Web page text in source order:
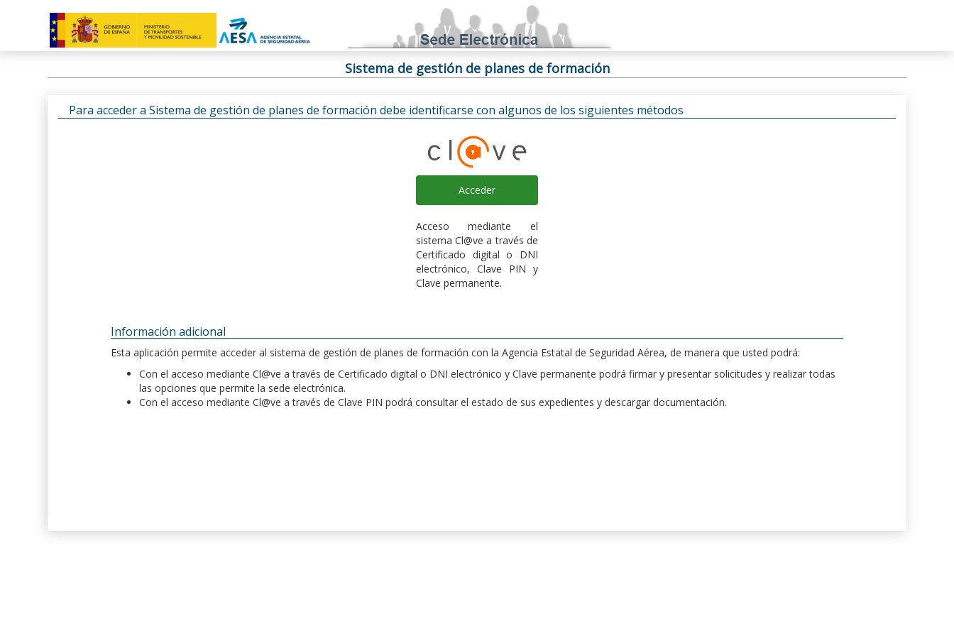
Sistema de gestión de planes de formación
Para acceder a Sistema de gestión de planes de formación debe identificarse con algunos de los siguientes métodos
Acceder
Acceso mediante el
sistema Cl@ve a través de
Certificado digital o DNI
electrónico, Clave PIN y
Clave permanente.
Información adicional
Esta aplicación permite acceder al sistema de gestión de planes de formación con la Agencia Estatal de Seguridad Aérea, de manera que usted podrá:
Con el acceso mediante Cl@ve a través de Certificado digital o DNI electrónico y Clave permanente podrá firmar y presentar solicitudes y realizar todas
las opciones que permite la sede electrónica.
Con el acceso mediante Cl@ve a través de Clave PIN podrá consultar el estado de sus expedientes y descargar documentación.